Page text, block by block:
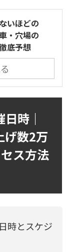
いほどの
・穴場の
底予想
時｜
げ数2万
ス方法
時とスケジ